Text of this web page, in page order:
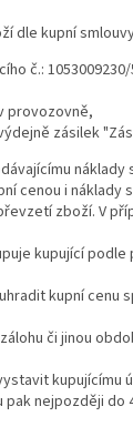
dle kupní
č.:
provozovně,
zásilek
cenou i náklady
zboží. V
kupující
kupní cenu
či jinou
nejpozději do